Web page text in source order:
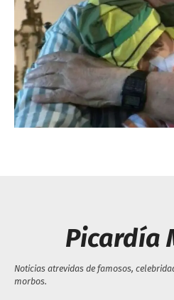
Picardía
Noticias atrevidas de famosos,
morbos.